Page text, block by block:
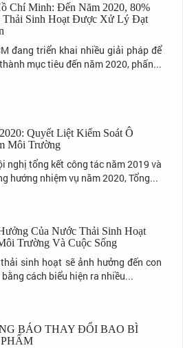
Chí Minh: Đến Năm 2020, 80%
Thải Sinh Hoạt Được Xử Lý Đạt
đang triển khai nhiều giải pháp để
mục tiêu đến năm 2020, phấn...
Quyết Liệt Kiểm Soát Ô
Môi Trường
nghị tổng kết công tác năm 2019 và
hướng nhiệm vụ năm 2020, Tổng...
Của Nước Thải Sinh Hoạt
Trường Và Cuộc Sống
sinh hoạt sẽ ảnh hưởng đến con
cách biểu hiện ra nhiều...
BÁO THAY ĐỔI BAO BÌ